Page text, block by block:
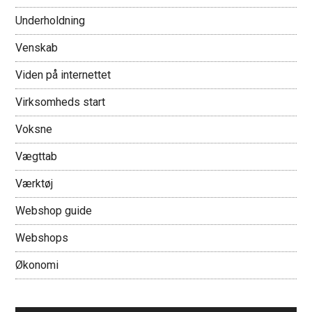
Underholdning
Venskab
Viden på internettet
Virksomheds start
Voksne
Vægttab
Værktøj
Webshop guide
Webshops
Økonomi